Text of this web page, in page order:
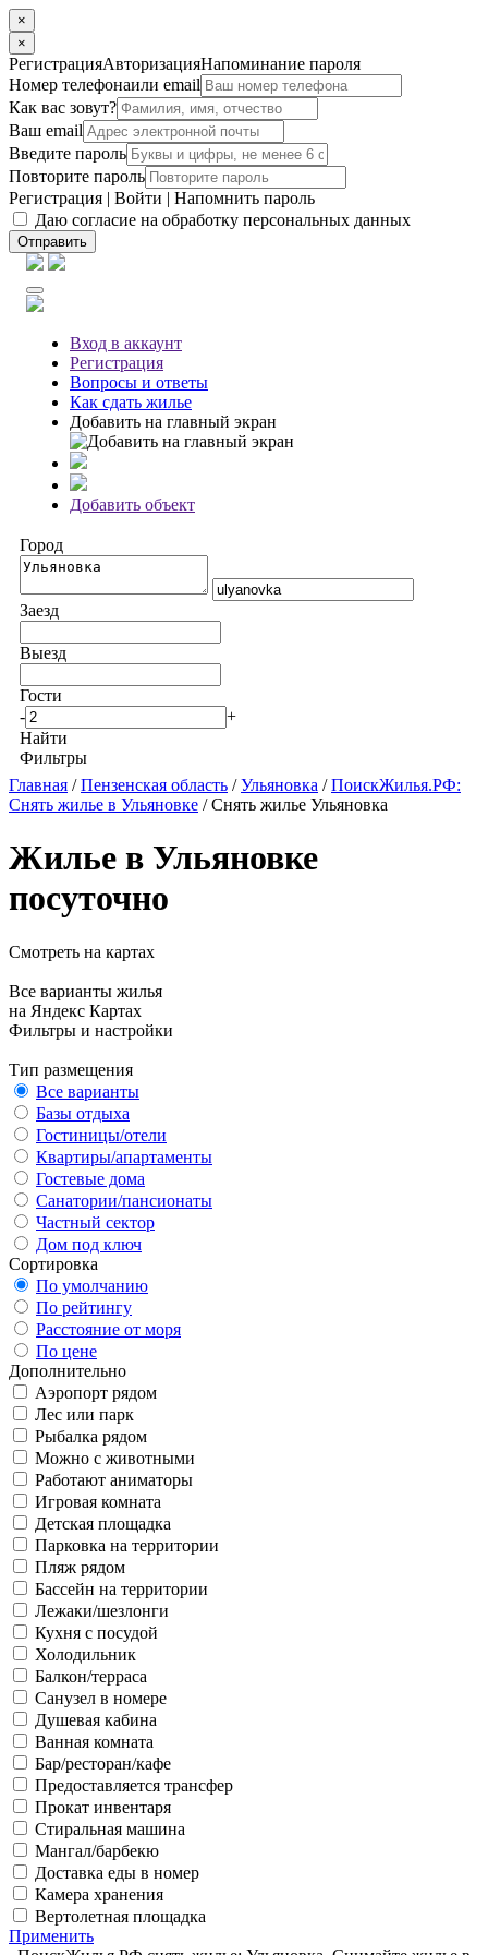
×
×
РегистрацияАвторизацияНапоминание пароля
Номер телефонаили email
Как вас зовут?
Ваш email
Введите пароль
Повторите пароль
Регистрация | Войти | Напомнить пароль
Даю согласие на обработку персональных данных
Отправить
Вход в аккаунт
Регистрация
Вопросы и ответы
Как сдать жилье
Добавить на главный экран
Добавить объект
Город
Заезд
Выезд
Гости
-
+
Найти
Фильтры
Главная /Пензенская область /Ульяновка /ПоискЖилья.РФ:
Снять жилье в Ульяновке / Снять жилье Ульяновка
Жилье в Ульяновке
посуточно
Смотреть на картах
Все варианты жилья
на Яндекс Картах
Фильтры и настройки
Тип размещения
Все варианты
Базы отдыха
Гостиницы/отели
Квартиры/апартаменты
Гостевые дома
Санатории/пансионаты
Частный сектор
Дом под ключ
Сортировка
По умолчанию
По рейтингу
Расстояние от моря
По цене
Дополнительно
Аэропорт рядом
Лес или парк
Рыбалка рядом
Можно с животными
Работают аниматоры
Игровая комната
Детская площадка
Парковка на территории
Пляж рядом
Бассейн на территории
Лежаки/шезлонги
Кухня с посудой
Холодильник
Балкон/терраса
Санузел в номере
Душевая кабина
Ванная комната
Бар/ресторан/кафе
Предоставляется трансфер
Прокат инвентаря
Стиральная машина
Мангал/барбекю
Доставка еды в номер
Камера хранения
Вертолетная площадка
Применить